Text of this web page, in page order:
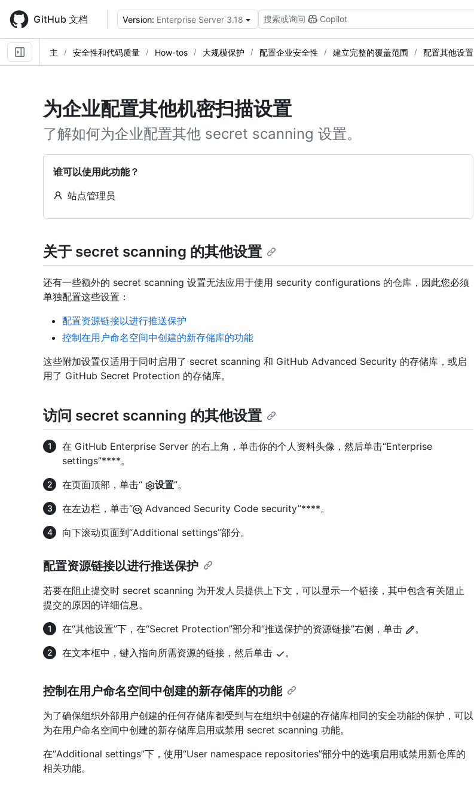
main
content
GitHub 文档 Version: Enterprise Server 3.18 搜索或询问 Copilot
主 安全性和代码质量 How-tos 大规模保护 配置企业安全性 建立完整的覆盖范围 配置其他设置
为企业配置其他机密扫描设置
了解如何为企业配置其他 secret scanning 设置。
谁可以使用此功能？
站点管理员
关于 secret scanning 的其他设置
还有一些额外的 secret scanning 设置无法应用于使用 security configurations 的仓库，因此您必须
单独配置这些设置：
配置资源链接以进行推送保护
控制在用户命名空间中创建的新存储库的功能
这些附加设置仅适用于同时启用了 secret scanning 和 GitHub Advanced Security 的存储库，或启
用了 GitHub Secret Protection 的存储库。
访问 secret scanning 的其他设置
在 GitHub Enterprise Server 的右上角，单击你的个人资料头像，然后单击“Enterprise
settings”****。
在页面顶部，单击“
设置”。
在左边栏，单击“
Advanced Security Code security”****。
向下滚动页面到“Additional settings”部分。
配置资源链接以进行推送保护
若要在阻止提交时 secret scanning 为开发人员提供上下文，可以显示一个链接，其中包含有关阻止
提交的原因的详细信息。
在“其他设置”下，在“Secret Protection”部分和“推送保护的资源链接”右侧，单击
。
在文本框中，键入指向所需资源的链接，然后单击
。
控制在用户命名空间中创建的新存储库的功能
为了确保组织外部用户创建的任何存储库都受到与在组织中创建的存储库相同的安全功能的保护，可以
为在用户命名空间中创建的新存储库启用或禁用 secret scanning 功能。
在“Additional settings”下，使用“User namespace repositories”部分中的选项启用或禁用新仓库的
相关功能。